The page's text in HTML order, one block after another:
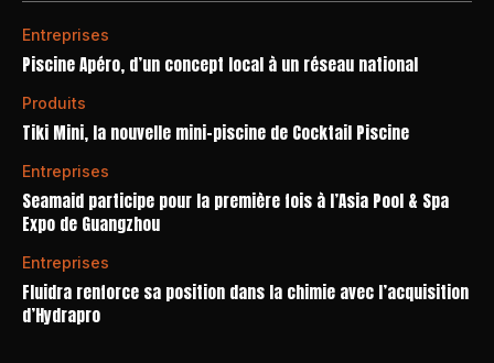
Entreprises
Piscine Apéro, d’un concept local à un réseau national
Produits
Tiki Mini, la nouvelle mini-piscine de Cocktail Piscine
Entreprises
Seamaid participe pour la première fois à l’Asia Pool & Spa
Expo de Guangzhou
Entreprises
Fluidra renforce sa position dans la chimie avec l’acquisition
d’Hydrapro